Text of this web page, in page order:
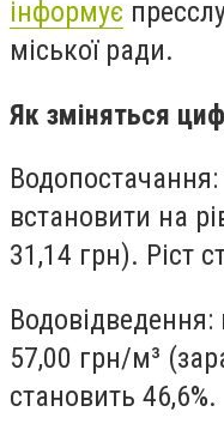
інформує
міської ради.
Як зміняться
встановити на
31,14 грн). Ріст
57,00 грн/м³
становить 46,6%.